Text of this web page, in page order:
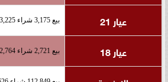
عيار 21 بيع 3,175 شراء 3,225
عيار 18 بيع 2,721 شراء 2,764